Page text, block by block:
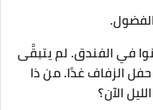
في الفندق. لم يتبقَّى
الزفاف غدًا. من ذا
الآن؟